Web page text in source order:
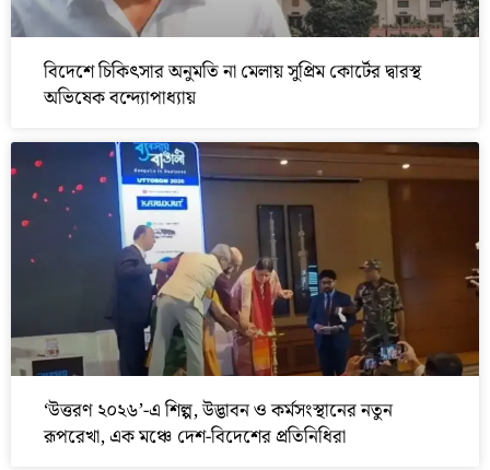
বিদেশে চিকিৎসার অনুমতি না মেলায় সুপ্রিম কোর্টের দ্বারস্থ
অভিষেক বন্দ্যোপাধ্যায়
‘উত্তরণ ২০২৬’-এ শিল্প, উদ্ভাবন ও কর্মসংস্থানের নতুন
রূপরেখা, এক মঞ্চে দেশ-বিদেশের প্রতিনিধিরা